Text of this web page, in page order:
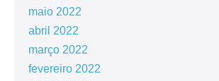
maio 2022
abril 2022
março 2022
fevereiro 2022